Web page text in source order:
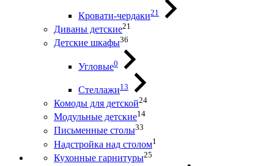
Кровати-чердаки21
Диваны детские21
Детские шкафы36
Угловые0
Стеллажи13
Комоды для детской24
Модульные детские14
Письменные столы33
Надстройка над столом1
Кухонные гарнитуры25